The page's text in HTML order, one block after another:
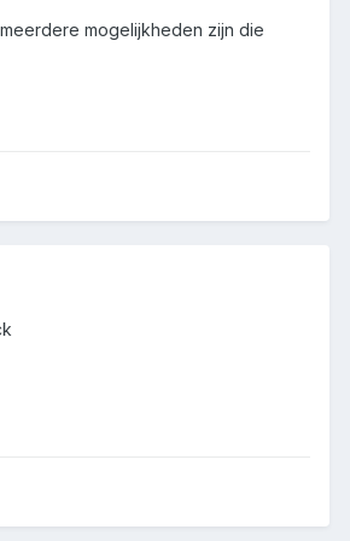
mogelijkheden zijn die